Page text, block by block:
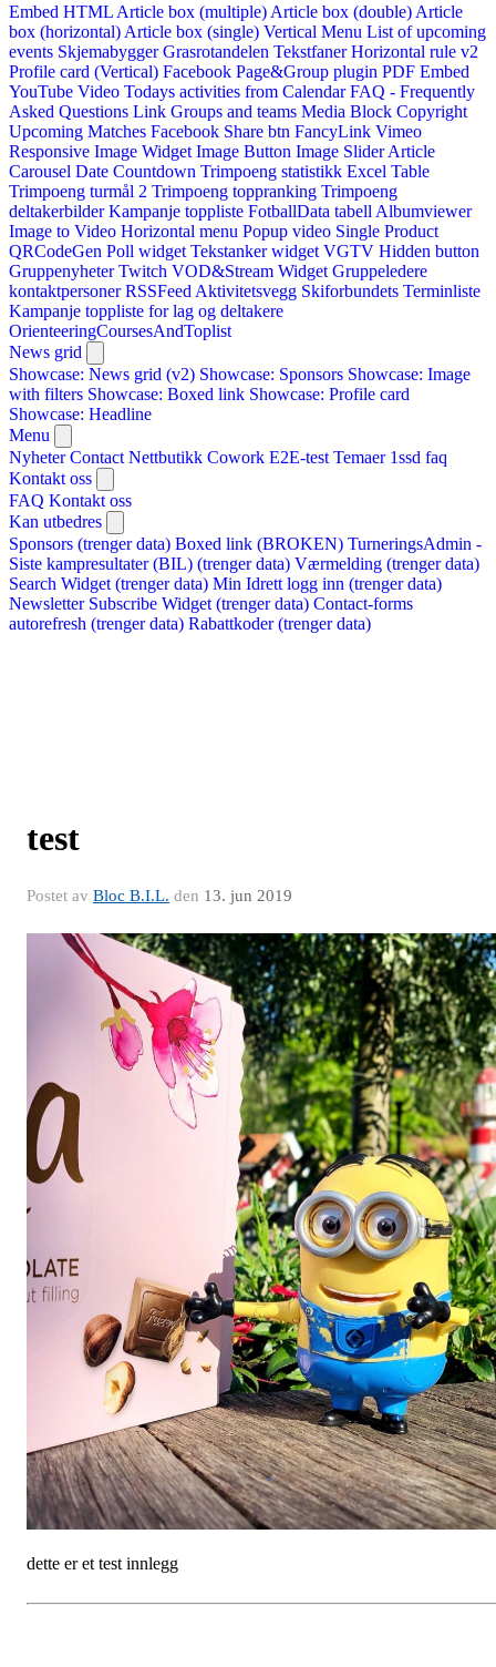
Embed HTML Article box (multiple) Article box (double) Article
box (horizontal) Article box (single) Vertical Menu List of upcoming
events Skjemabygger Grasrotandelen Tekstfaner Horizontal rule v2
Profile card (Vertical) Facebook Page&Group plugin PDF Embed
YouTube Video Todays activities from Calendar FAQ - Frequently
Asked Questions Link Groups and teams Media Block Copyright
Upcoming Matches Facebook Share btn FancyLink Vimeo
Responsive Image Widget Image Button Image Slider Article
Carousel Date Countdown Trimpoeng statistikk Excel Table
Trimpoeng turmål 2 Trimpoeng toppranking Trimpoeng
deltakerbilder Kampanje toppliste FotballData tabell Albumviewer
Image to Video Horizontal menu Popup video Single Product
QRCodeGen Poll widget Tekstanker widget VGTV Hidden button
Gruppenyheter Twitch VOD&Stream Widget Gruppeledere
kontaktpersoner RSSFeed Aktivitetsvegg Skiforbundets Terminliste
Kampanje toppliste for lag og deltakere
OrienteeringCoursesAndToplist
News grid
Showcase: News grid (v2) Showcase: Sponsors Showcase: Image
with filters Showcase: Boxed link Showcase: Profile card
Showcase: Headline
Menu
Nyheter Contact Nettbutikk Cowork E2E-test Temaer 1ssd faq
Kontakt oss
FAQ Kontakt oss
Kan utbedres
Sponsors (trenger data) Boxed link (BROKEN) TurneringsAdmin -
Siste kampresultater (BIL) (trenger data) Værmelding (trenger data)
Search Widget (trenger data) Min Idrett logg inn (trenger data)
Newsletter Subscribe Widget (trenger data) Contact-forms
autorefresh (trenger data) Rabattkoder (trenger data)
test
Postet av Bloc B.I.L. den 13. jun 2019
dette er et test innlegg